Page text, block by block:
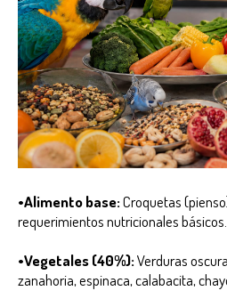
•Alimento base:Croquetas
requerimientos nutricionales básicos.
•Vegetales (40%):Verduras
zanahoria, espinaca, calabacita,